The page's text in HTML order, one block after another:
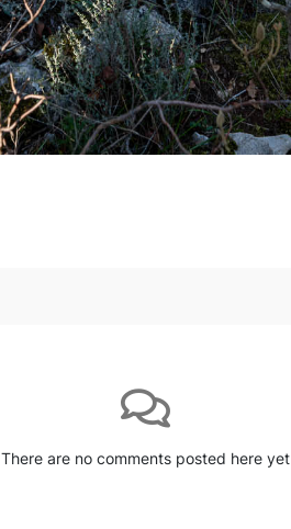
There are no comments posted here yet